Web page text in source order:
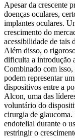
Apesar da crescente
doenças oculares,
implantes oculares.
crescimento do
acessibilidade de tais
Além disso, o
dificulta a introdução
Combinado com isso,
podem representar
dispositivos entre a
Alcon, uma das
voluntário do
cirurgia de
endotelial durante o
restringir o